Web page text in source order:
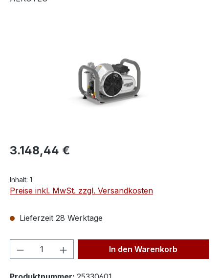
3.148,44 €
Inhalt: 1
Preise inkl. MwSt. zzgl. Versandkosten
Lieferzeit 28 Werktage
Produkt Anzahl: Gib denIn den Warenkorb